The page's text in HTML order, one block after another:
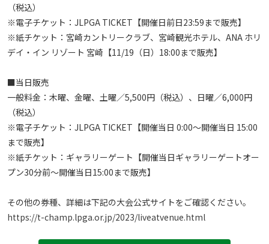
（税込）
※電子チケット：JLPGA TICKET【開催日前日23:59まで販売】
※紙チケット：宮崎カントリークラブ、宮崎観光ホテル、ANA ホリ
デイ・イン リゾート 宮崎【11/19（日）18:00まで販売】
■当日販売
一般料金：木曜、金曜、土曜／5,500円（税込）、日曜／6,000円
（税込）
※電子チケット：JLPGA TICKET【開催当日 0:00～開催当日 15:00
まで販売】
※紙チケット：ギャラリーゲート【開催当日ギャラリーゲートオー
プン30分前～開催当日15:00まで販売】
https://t-champ.lpga.or.jp/2023/liveatvenue.html